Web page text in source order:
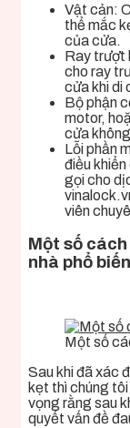
Vật cản:
thể mắc
của cửa.
Ray trượt
cho ray
cửa khi di
Bộ phận
motor,
cửa
Lỗi phần
điều
gọi cho
viên
Một số
nhà phổ biến
Một số
Sau khi đã xác
kẹt thì chúng
vọng rằng sau
quyết vấn đề